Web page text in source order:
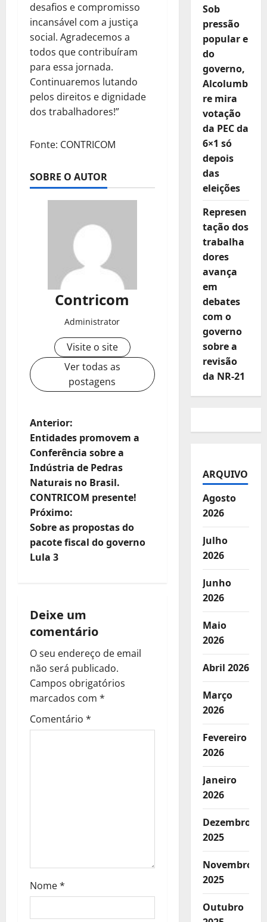
desafios e compromisso
incansável com a justiça
social. Agradecemos a
todos que contribuíram
para essa jornada.
Continuaremos lutando
pelos direitos e dignidade
dos trabalhadores!”
Fonte: CONTRICOM
SOBRE O AUTOR
Contricom
Administrator
Visite o site
Ver todas as
postagens
N
a
v
e
g
a
o
d
e
a
r
Anterior:
Entidades promovem a
Conferência sobre a
Indústria de Pedras
Naturais no Brasil.
CONTRICOM presente!
Próximo:
Sobre as propostas do
pacote fiscal do governo
Lula 3
Deixe um
comentário
O seu endereço de email
não será publicado.
Campos obrigatórios
marcados com *
Comentário *
Nome*
Sob
pressão
popular e
do
governo,
Alcolumb
re mira
votação
da PEC da
6×1 só
depois
das
eleições
Represen
tação dos
trabalha
dores
avança
em
debates
com o
governo
sobre a
revisão
da NR-21
ARQUIVO
Agosto
2026
Julho
2026
Junho
2026
Maio
2026
Abril 2026
Março
2026
Fevereiro
2026
Janeiro
2026
Dezembro
2025
Novembro
2025
Outubro